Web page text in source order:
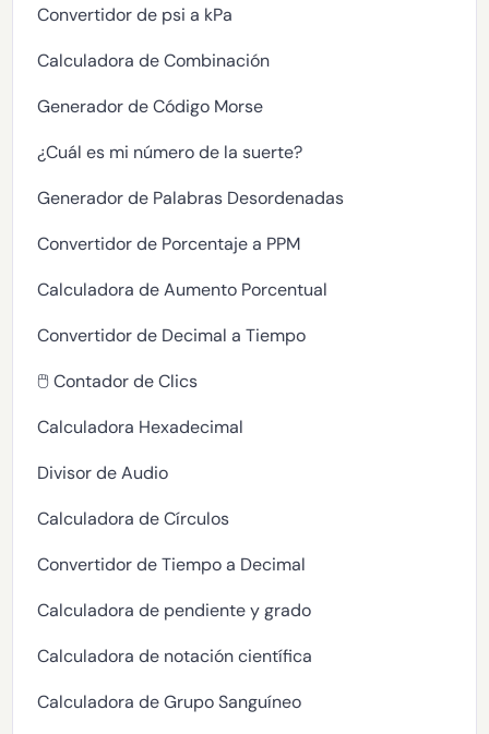
Convertidor de psi a kPa
Calculadora de Combinación
Generador de Código Morse
¿Cuál es mi número de la suerte?
Generador de Palabras Desordenadas
Convertidor de Porcentaje a PPM
Calculadora de Aumento Porcentual
Convertidor de Decimal a Tiempo
🖱️ Contador de Clics
Calculadora Hexadecimal
Divisor de Audio
Calculadora de Círculos
Convertidor de Tiempo a Decimal
Calculadora de pendiente y grado
Calculadora de notación científica
Calculadora de Grupo Sanguíneo